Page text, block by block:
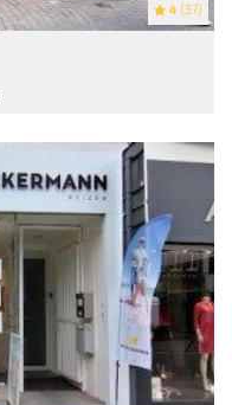
4 (37)